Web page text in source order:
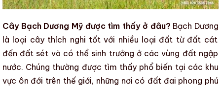
Cây Bạch Dương Mỹ được tìm thấy ở đâu? Bạch Dương
là loại cây thích nghi tốt với nhiều loại đất từ đất cát
đến đất sét và có thể sinh trưởng ở các vùng đất ngập
nước. Chúng thường được tìm thấy phổ biến tại các khu
vực ôn đới trên thế giới, những nơi có đất đai phong phú